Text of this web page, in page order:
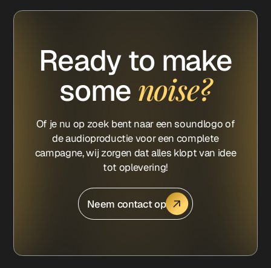
Ready to make
some noise?
Of je nu op zoek bent naar een soundlogo of
de audioproductie voor een complete
campagne, wij zorgen dat alles klopt van idee
tot oplevering!
Neem contact op